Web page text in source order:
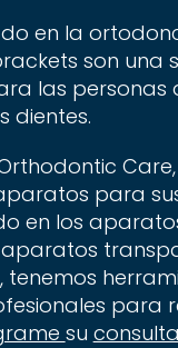
en la
son una
las personas
dientes.
para
en los
tenemos
para
su